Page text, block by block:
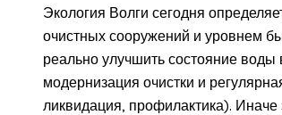
Экология Волги сегодня
очистных сооружений и уровнем
реально улучшить состояние
модернизация очистки и
ликвидация, профилактика).